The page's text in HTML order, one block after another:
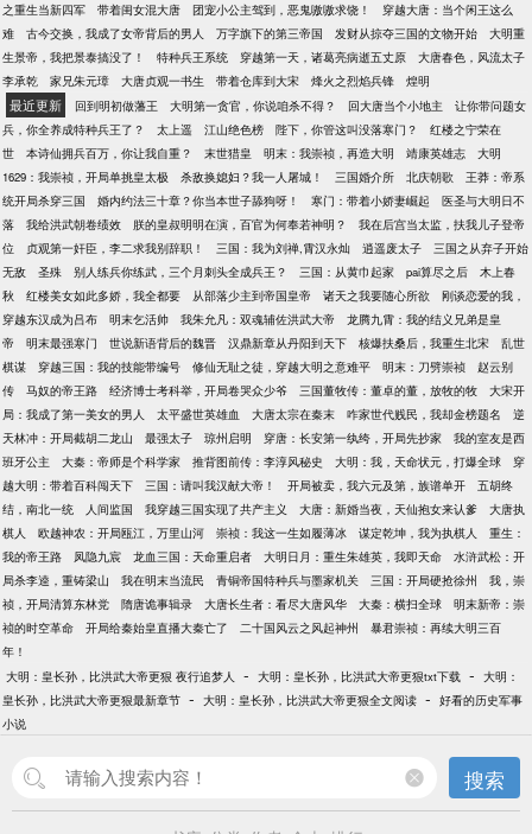
之重生当新四军
带着闺女混大唐 团宠小公主驾到，恶鬼嗷嗷求饶！
穿越大唐：当个闲王这么
难
古今交换，我成了女帝背后的男人 万字旗下的第三帝国 发财从掠夺三国的文物开始
大明重
生景帝，我把景泰搞没了！
特种兵王系统 穿越第一天，诸葛亮病逝五丈原
大唐春色，风流太子
李承乾
家兄朱元璋 大唐贞观一书生 带着仓库到大宋 烽火之烈焰兵锋 煌明
最近更新 回到明初做藩王 大明第一贪官，你说咱杀不得？ 回大唐当个小地主
让你带问题女
兵，你全养成特种兵王了？
太上遥 江山绝色榜 陛下，你管这叫没落寒门？
红楼之宁荣在
世
本诗仙拥兵百万，你让我自重？ 末世猎皇 明末：我崇祯，再造大明 靖康英雄志
大明
1629：我崇祯，开局单挑皇太极
杀敌换媳妇？我一人屠城！ 三国婚介所 北庆朝歌
王莽：帝系
统开局杀穿三国
婚内约法三十章？你当本世子舔狗呀！ 寒门：带着小娇妻崛起
医圣与大明日不
落
我给洪武朝卷绩效 朕的皇叔明明在演，百官为何奉若神明？
我在后宫当太监，扶我儿子登帝
位
贞观第一奸臣，李二求我别辞职！ 三国：我为刘禅,霄汉永灿 逍遥废太子
三国之从弃子开始
无敌
圣殊 别人练兵你练武，三个月刺头全成兵王？ 三国：从黄巾起家 pai算尽之后
木上春
秋
红楼美女如此多娇，我全都要 从部落少主到帝国皇帝 诸天之我要随心所欲
刚谈恋爱的我，
穿越东汉成为吕布
明末乞活帅 我朱允凡：双魂辅佐洪武大帝
龙腾九霄：我的结义兄弟是皇
帝
明末最强寒门 世说新语背后的魏晋 汉鼎新章从丹阳到天下 核爆扶桑后，我重生北宋
乱世
棋谋
穿越三国：我的技能带编号 修仙无耻之徒，穿越大明之意难平 明末：刀劈崇祯
赵云别
传
马奴的帝王路 经济博士考科举，开局卷哭众少爷 三国董牧传：董卓的董，放牧的牧
大宋开
局：我成了第一美女的男人
太平盛世英雄血 大唐太宗在秦末 咋家世代贱民，我却金榜题名
逆
天林冲：开局截胡二龙山
最强太子 琼州启明 穿唐：长安第一纨绔，开局先抄家
我的室友是西
班牙公主
大秦：帝师是个科学家 推背图前传：李淳风秘史 大明：我，天命状元，打爆全球
穿
越大明：带着百科闯天下
三国：请叫我汉献大帝！ 开局被卖，我六元及第，族谱单开
五胡终
结，南北一统
人间监国 我穿越三国实现了共产主义 大唐：新婚当夜，天仙抱女来认爹
大唐执
棋人
欧越神农：开局瓯江，万里山河 崇祯：我这一生如履薄冰 谋定乾坤，我为执棋人
重生：
我的帝王路
凤隐九宸 龙血三国：天命重启者 大明日月：重生朱雄英，我即天命
水浒武松：开
局杀李逵，重铸梁山
我在明末当流民 青铜帝国特种兵与墨家机关 三国：开局硬抢徐州
我，崇
祯，开局清算东林党
隋唐诡事辑录 大唐长生者：看尽大唐风华 大秦：横扫全球
明末新帝：崇
祯的时空革命
开局给秦始皇直播大秦亡了 二十国风云之风起神州
暴君崇祯：再续大明三百
年！
大明：皇长孙，比洪武大帝更狠 夜行追梦人
- 大明：皇长孙，比洪武大帝更狠txt下载 - 大明：
皇长孙，比洪武大帝更狠最新章节 - 大明：皇长孙，比洪武大帝更狠全文阅读 - 好看的历史军事
小说
搜索